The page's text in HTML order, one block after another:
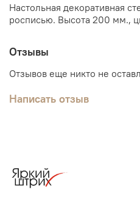
Настольная декоративная
росписью. Высота 200 мм.,
Отзывы
Отзывов еще никто не
Написать отзыв